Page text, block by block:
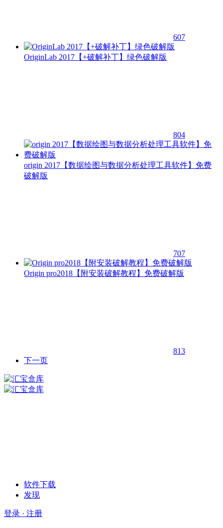
607
OriginLab 2017【+破解补丁】绿色破解版
804
origin 2017【数据绘图与数据分析处理工具软件】免费
破解版
707
Origin pro2018【附安装破解教程】免费破解版
813
下一页
软件下载
发现
登录 · 注册